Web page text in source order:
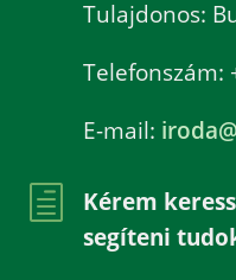
Tulajdonos:
Telefonszám:
E-mail:
h
Kérem
segíteni